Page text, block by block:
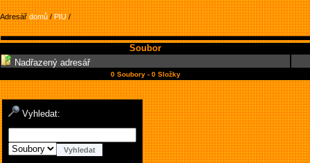
Adresářdomů/PIU/
Soubor
Nadřazený adresář
0 Soubory - 0 Složky
Vyhledat: